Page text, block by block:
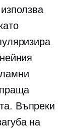
Въпреки
на